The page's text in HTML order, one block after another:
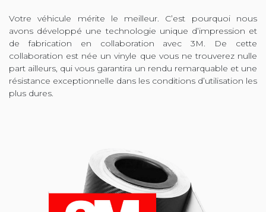
Votre véhicule mérite le meilleur. C’est pourquoi nous
avons développé une technologie unique d’impression et
de fabrication en collaboration avec 3M. De cette
collaboration est née un vinyle que vous ne trouverez nulle
part ailleurs, qui vous garantira un rendu remarquable et une
résistance exceptionnelle dans les conditions d’utilisation les
plus dures.